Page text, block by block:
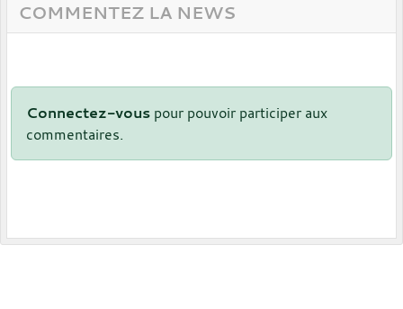
COMMENTEZ LA NEWS
Connectez-vous pour pouvoir participer aux
commentaires.